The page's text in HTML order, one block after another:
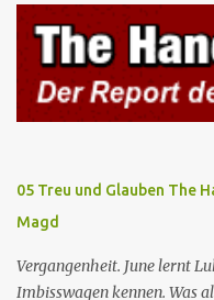
Elisabeth sie mit der
dreizehn Tagen in ihrem
Kleiderschrank die
die wahrscheinlich von der
vor ihr dort war. In
Fred unfruchtbar ist und
Schwangerschaft
auch wenn dies das
des versprochenen
Bedeutung des lat...
05 Treu und Glauben The
Magd
Vergangenheit. June lernt
Imbisswagen kennen. Was